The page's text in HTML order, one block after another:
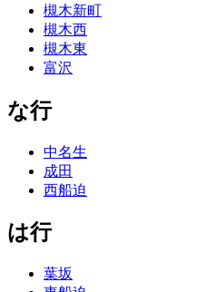
槻木新町
槻木西
槻木東
富沢
な行
中名生
成田
西船迫
は行
葉坂